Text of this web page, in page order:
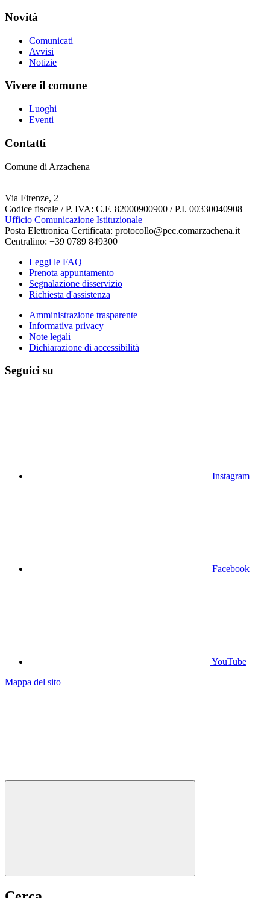
Novità
Comunicati
Avvisi
Notizie
Vivere il comune
Luoghi
Eventi
Contatti
Comune di Arzachena
Via Firenze, 2
Codice fiscale / P. IVA: C.F. 82000900900 / P.I. 00330040908
Ufficio Comunicazione Istituzionale
Posta Elettronica Certificata: protocollo@pec.comarzachena.it
Centralino: +39 0789 849300
Leggi le FAQ
Prenota appuntamento
Segnalazione disservizio
Richiesta d'assistenza
Amministrazione trasparente
Informativa privacy
Note legali
Dichiarazione di accessibilità
Seguici su
Instagram
Facebook
YouTube
Mappa del sito